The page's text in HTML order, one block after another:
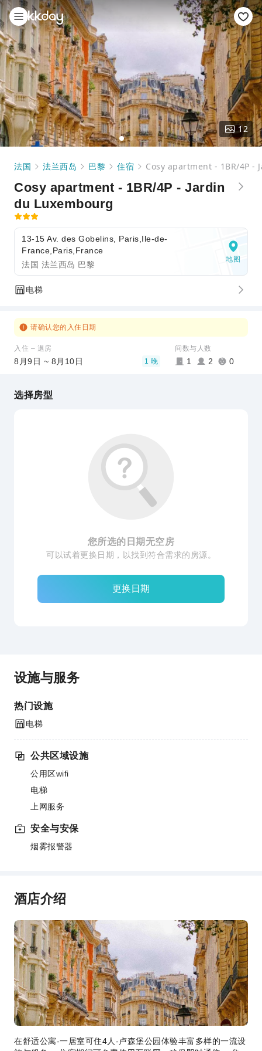
12
法国 法兰西岛 巴黎 住宿 Cosy apartment - 1BR/4P -
Cosy apartment - 1BR/4P - Jardin
du Luxembourg
13-15 Av. des Gobelins, Paris,Ile-de-
France,Paris,France
法国 法兰西岛 巴黎
地图
电梯
请确认您的入住日期
入住 – 退房
8月9日 ~ 8月10日 1 晚
间数与人数
1 2 0
选择房型
您所选的日期无空房
可以试着更换日期，以找到符合需求的房源。
更换日期
设施与服务
热门设施
电梯
公共区域设施
公用区wifi
电梯
上网服务
安全与安保
烟雾报警器
酒店介绍
在舒适公寓-一居室可住4人-卢森堡公园体验丰富多样的一流设